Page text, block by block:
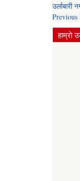
Previous
हाम्राे